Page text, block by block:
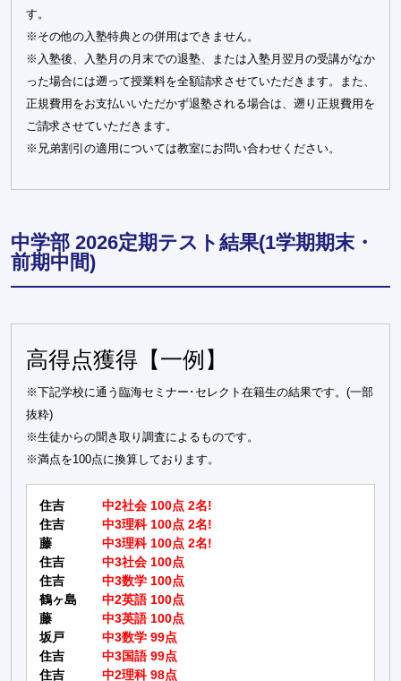
す。
※その他の入塾特典との併用はできません。
※入塾後、入塾月の月末での退塾、または入塾月翌月の受講がなか
った場合には遡って授業料を全額請求させていただきます。また、
正規費用をお支払いいただかず退塾される場合は、遡り正規費用を
ご請求させていただきます。
※兄弟割引の適用については教室にお問い合わせください。
中学部 2026定期テスト結果(1学期期末・
前期中間)
高得点獲得【一例】
※下記学校に通う臨海セミナー･セレクト在籍生の結果です。(一部
抜粋)
※生徒からの聞き取り調査によるものです。
※満点を100点に換算しております。
住吉
中2社会 100点 2名!
住吉
中3理科 100点 2名!
藤
中3理科 100点 2名!
住吉
中3社会 100点
住吉
中3数学 100点
鶴ヶ島
中2英語 100点
藤
中3英語 100点
坂戸
中3数学 99点
住吉
中3国語 99点
住吉
中2理科 98点